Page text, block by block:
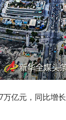
万亿元，同比增长